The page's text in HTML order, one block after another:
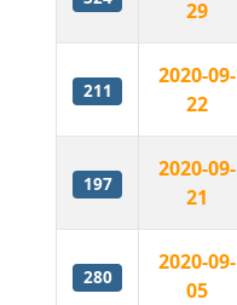
29
2020-09-
22
211
2020-09-
21
197
2020-09-
05
280